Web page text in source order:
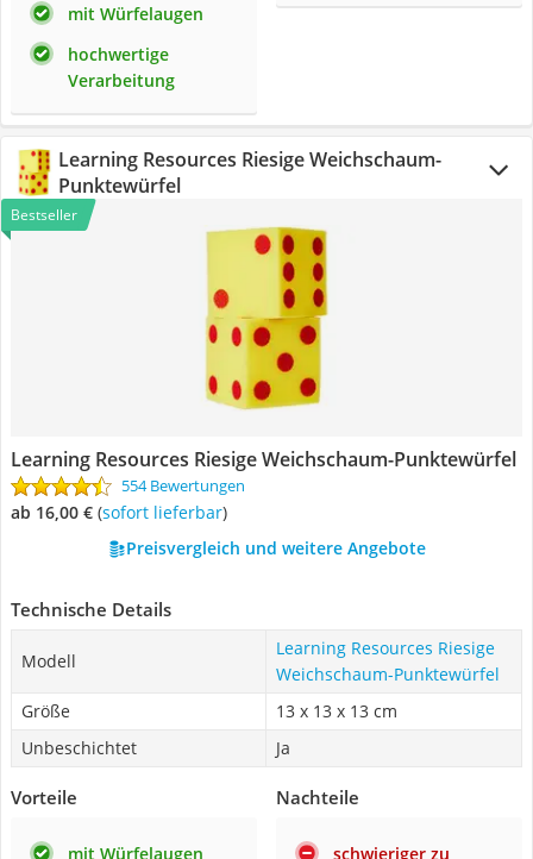
mit Würfelaugen
hochwertige
Verarbeitung
Learning Resources Riesige Weichschaum-
Punktewürfel
Bestseller
Learning Resources Riesige Weichschaum-Punktewürfel
554 Bewertungen
ab 16,00 € ( Sofort lieferbar)
Preisvergleich und weitere Angebote
Technische Details
Modell
Learning Resources Riesige
Weichschaum-Punktewürfel
Größe
13 x 13 x 13 cm
Unbeschichtet
Ja
Vorteile
mit Würfelaugen
Nachteile
schwieriger zu